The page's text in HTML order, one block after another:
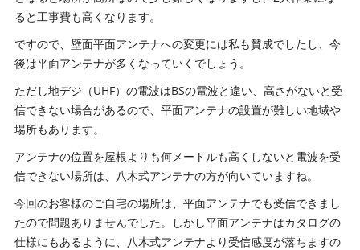
ると工事費も高くなります。
ですので、壁面平面アンテナへの変更には私も賛成でしたし、今
後は平面アンテナが多くなっていくでしょう。
ただし地デジ（UHF）の電波はBSの電波と違い、高さがないと受
信できない場合があるので、平面アンテナの設置が難しい地域や
場所もあります。
アンテナの位置を屋根よりも何メートルも高くしないと電波を受
信できない場所は、八木式アンテナの方が向いていますね。
今回のお客様のご自宅の場所は、平面アンテナでも受信できまし
たので問題ありませんでした。しかし平面アンテナはカタログの
仕様にもあるように、八木式アンテナより受信感度が落ちますの